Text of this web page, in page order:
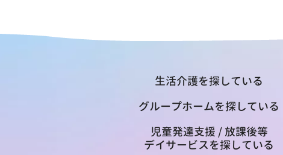
生活介護を探している
グループホームを探している
児童発達支援 / 放課後等
デイサービスを探している